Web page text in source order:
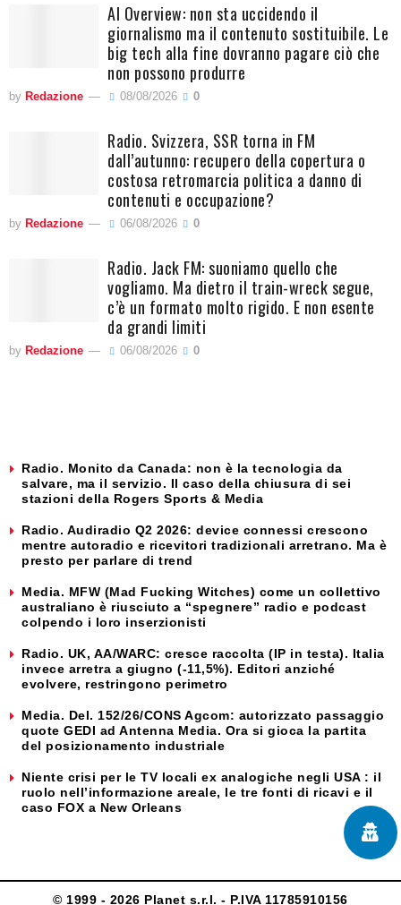
AI Overview: non sta uccidendo il
giornalismo ma il contenuto sostituibile. Le
big tech alla fine dovranno pagare ciò che
non possono produrre
by Redazione 08/08/2026 0
Radio. Svizzera, SSR torna in FM
dall’autunno: recupero della copertura o
costosa retromarcia politica a danno di
contenuti e occupazione?
by Redazione 06/08/2026 0
Radio. Jack FM: suoniamo quello che
vogliamo. Ma dietro il train-wreck segue,
c’è un formato molto rigido. E non esente
da grandi limiti
by Redazione 06/08/2026 0
Radio. Monito da Canada: non è la tecnologia da
salvare, ma il servizio. Il caso della chiusura di sei
stazioni della Rogers Sports & Media
Radio. Audiradio Q2 2026: device connessi crescono
mentre autoradio e ricevitori tradizionali arretrano. Ma è
presto per parlare di trend
Media. MFW (Mad Fucking Witches) come un collettivo
australiano è riusciuto a “spegnere” radio e podcast
colpendo i loro inserzionisti
Radio. UK, AA/WARC: cresce raccolta (IP in testa). Italia
invece arretra a giugno (-11,5%). Editori anziché
evolvere, restringono perimetro
Media. Del. 152/26/CONS Agcom: autorizzato passaggio
quote GEDI ad Antenna Media. Ora si gioca la partita
del posizionamento industriale
Niente crisi per le TV locali ex analogiche negli USA : il
ruolo nell’informazione areale, le tre fonti di ricavi e il
caso FOX a New Orleans
© 1999 - 2026 Planet s.r.l. - P.IVA 11785910156